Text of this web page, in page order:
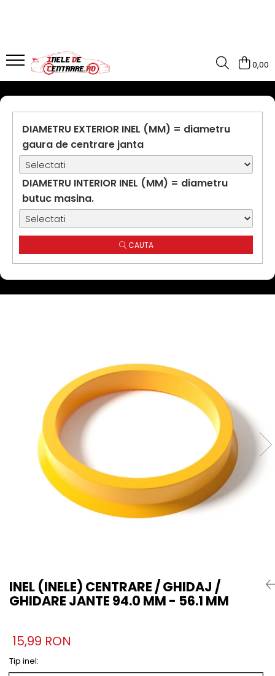
0,00
DIAMETRU EXTERIOR INEL (MM) = diametru
gaura de centrare janta
DIAMETRU INTERIOR INEL (MM) = diametru
butuc masina.
CAUTA
INEL (INELE) CENTRARE / GHIDAJ /
GHIDARE JANTE 94.0 MM - 56.1 MM
15,99 RON
Tip inel: